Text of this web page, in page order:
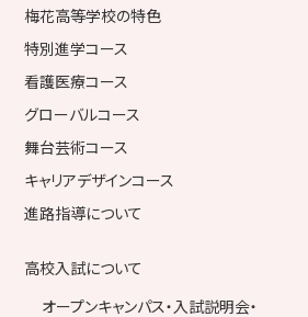
梅花高等学校の特色
特別進学コース
看護医療コース
グローバルコース
舞台芸術コース
キャリアデザインコース
進路指導について
高校入試について
オープンキャンパス・入試説明会・